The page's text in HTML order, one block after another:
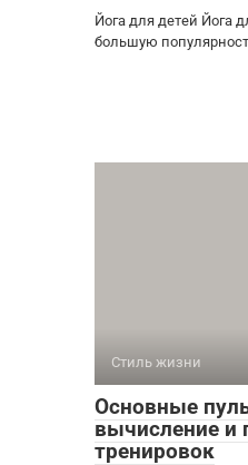
Йога для детей Йога
большую
Стиль жизни
Основные
вычисление и
тренировок